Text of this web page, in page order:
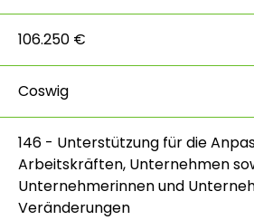
106.250 €
Coswig
146 - Unterstützung für die
Arbeitskräften, Unternehmen
Unternehmerinnen und
Veränderungen